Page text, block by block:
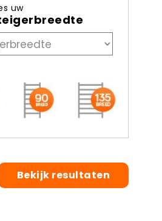
uw
Bekijk resultaten